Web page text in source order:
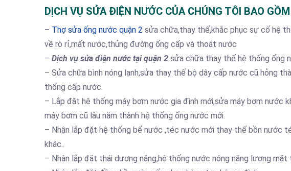
DỊCH VỤ SỬA ĐIỆN NƯỚC CỦA CHÚNG TÔI BAO GỒM
– Thợ sửa ống nước quận 2 sửa chữa,thay thế,khắc phục sự cố hệ
về rò rỉ,mất nước,thủng đường ống cấp và thoát nước
– Dịch vụ sửa điện nước tại quận 2 sửa chữa thay thế hệ thống ống
– Sửa chữa bình nóng lạnh,sửa thay thế bộ dây cấp nước cũ hỏng
thống cấp nước.
– Lắp đặt hệ thống máy bơm nước gia đình mới,sửa máy bơm nước
máy bơm cũ lâu năm thành hệ thống ống nước mới.
– Nhận lắp đặt hệ thống bể nước ,téc nước mới thay thế bồn nước
khác..
– Nhận lắp đặt thái dương năng,hệ thống nước nóng năng lượng mặt